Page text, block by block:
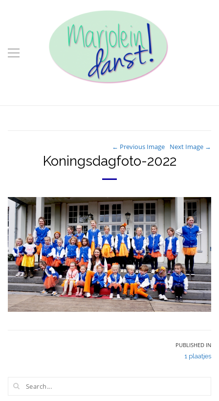
← Previous Image Next Image →
Koningsdagfoto-2022
PUBLISHED IN
1 plaatjes